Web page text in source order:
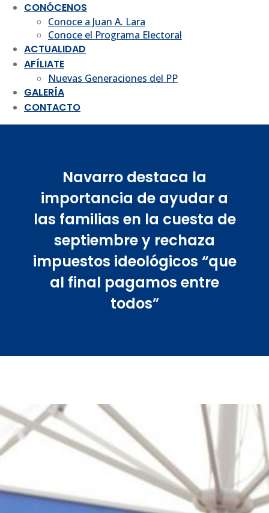
CONÓCENOS
Conoce a Juan A. Lara
Conoce el Programa Electoral
ACTUALIDAD
AFÍLIATE
Nuevas Generaciones del PP
GALERÍA
CONTACTO
Navarro destaca la
importancia de ayudar a
las familias en la cuesta de
septiembre y rechaza
impuestos ideológicos “que
al final pagamos entre
todos”